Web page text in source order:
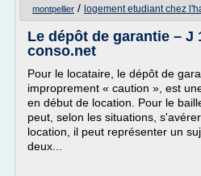
montpellier / logement etudiant chez
Le dépôt de garantie – J
conso.net
Pour le locataire, le dépôt de
improprement « caution », est
en début de location. Pour le
peut, selon les situations,
location, il peut représenter un
deux...